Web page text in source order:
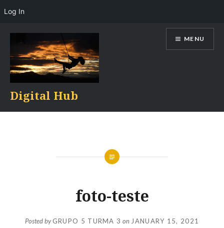
content
Digital Hub
MENU
foto-teste
Posted byGRUPO 5 TURMA 3 on JANUARY 15, 2021
Log In